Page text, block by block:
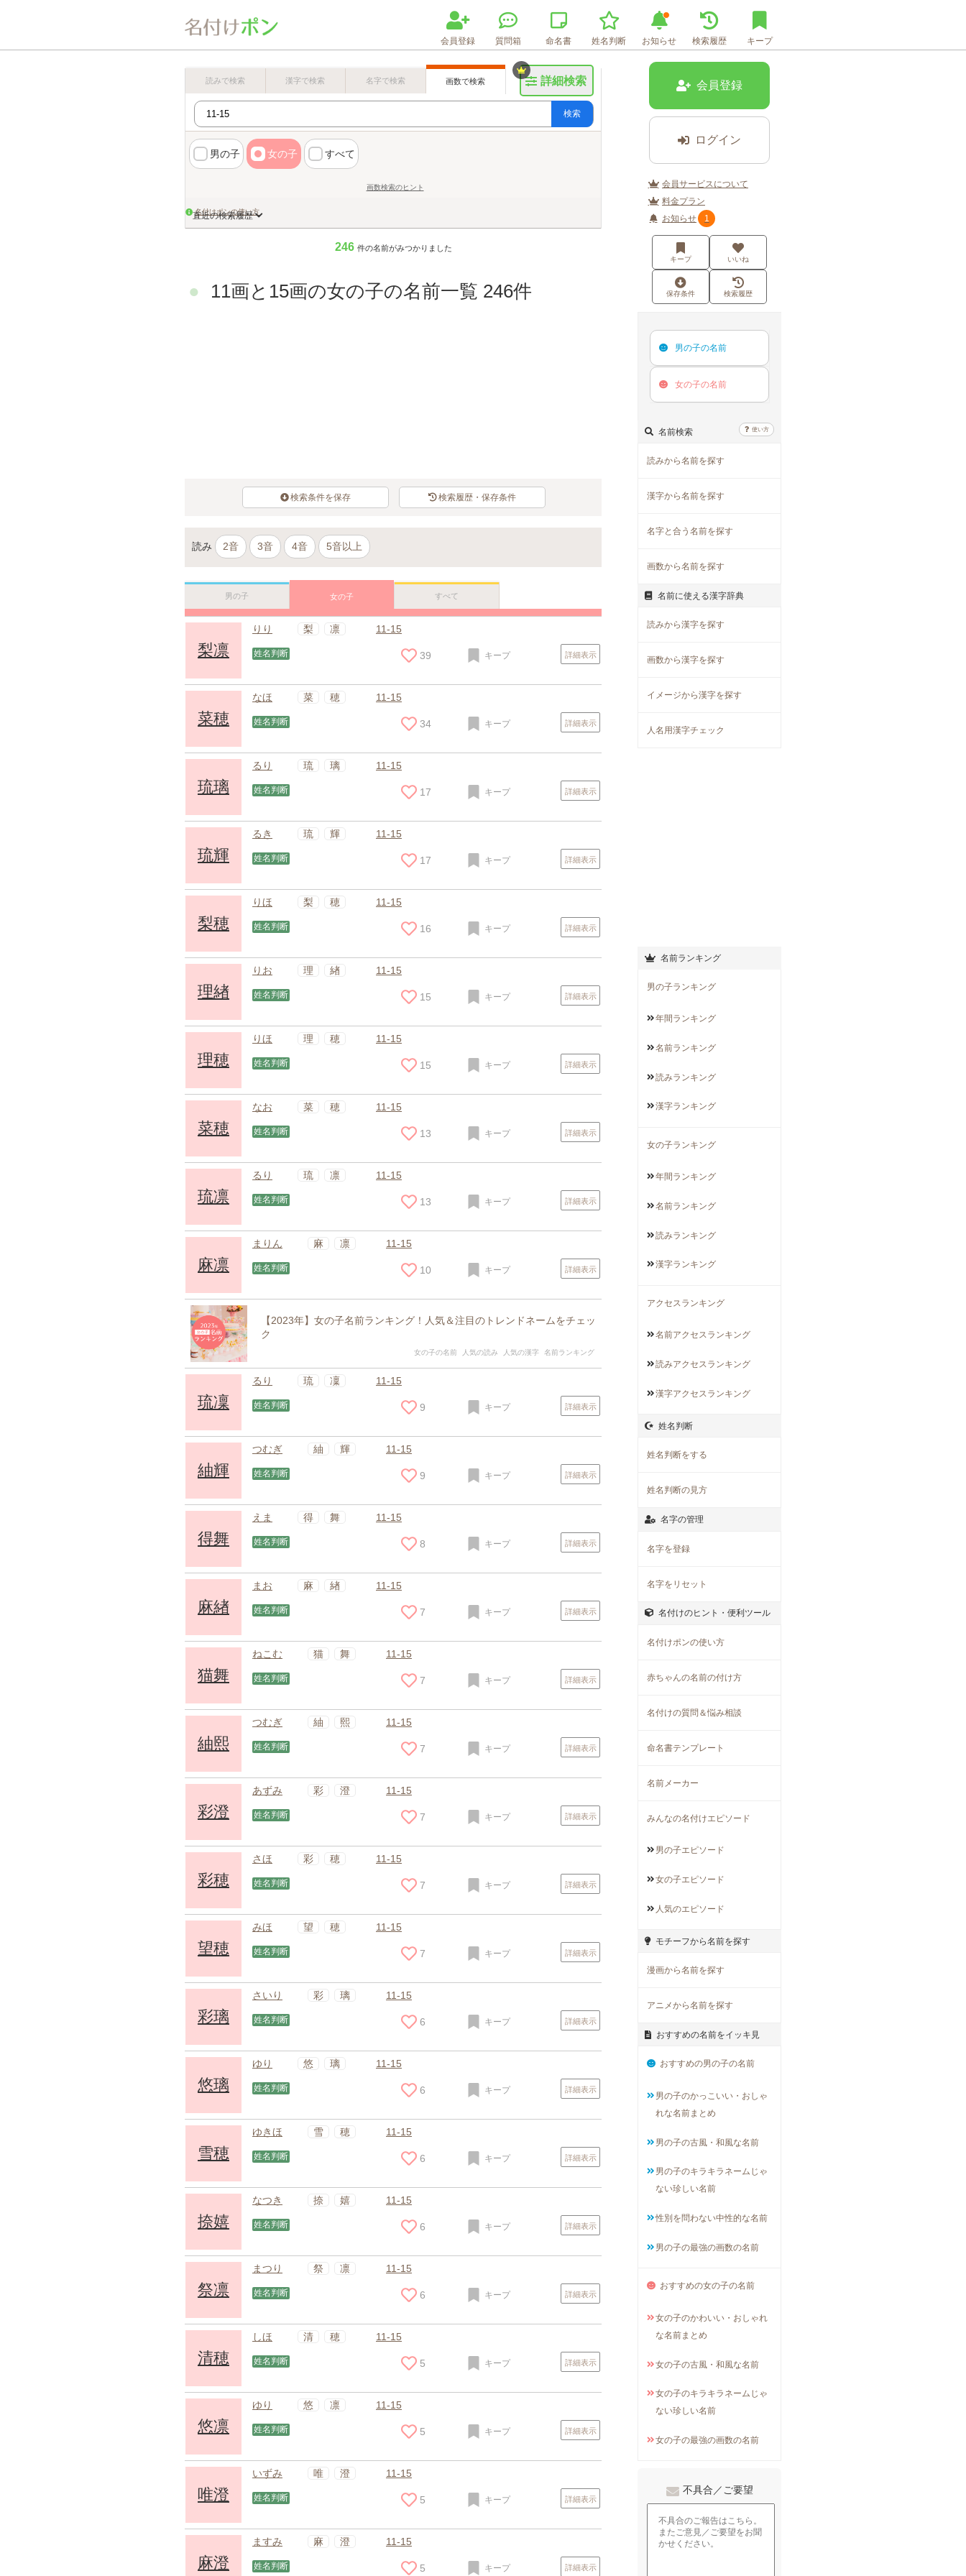
会員登録 質問箱 命名書 姓名判断 お知らせ 検索履歴 キープ
詳細検索
読みで検索 漢字で検索 名字で検索 画数で検索
検索
男の子 女の子 すべて
画数検索のヒント
名付けポンの使い方
直近の検索履歴
246 件の名前がみつかりました
11画と15画の女の子の名前一覧 246件
検索条件を保存 検索履歴・保存条件
読み 2音 3音 4音 5音以上
男の子 女の子 すべて
梨凛
りり 梨 凛 11-15
姓名判断 39 キープ 詳細表示
菜穂
なほ 菜 穂 11-15
姓名判断 34 キープ 詳細表示
琉璃
るり 琉 璃 11-15
姓名判断 17 キープ 詳細表示
琉輝
るき 琉 輝 11-15
姓名判断 17 キープ 詳細表示
梨穂
りほ 梨 穂 11-15
姓名判断 16 キープ 詳細表示
理緖
りお 理 緖 11-15
姓名判断 15 キープ 詳細表示
理穂
りほ 理 穂 11-15
姓名判断 15 キープ 詳細表示
菜穂
なお 菜 穂 11-15
姓名判断 13 キープ 詳細表示
琉凛
るり 琉 凛 11-15
姓名判断 13 キープ 詳細表示
麻凛
まりん 麻 凛 11-15
姓名判断 10 キープ 詳細表示
【2023年】女の子名前ランキング！人気＆注目のトレンドネームをチェッ
ク
女の子の名前 人気の読み 人気の漢字 名前ランキング
琉凜
るり 琉 凜 11-15
姓名判断 9 キープ 詳細表示
紬輝
つむぎ 紬 輝 11-15
姓名判断 9 キープ 詳細表示
得舞
えま 得 舞 11-15
姓名判断 8 キープ 詳細表示
麻緖
まお 麻 緖 11-15
姓名判断 7 キープ 詳細表示
猫舞
ねこむ 猫 舞 11-15
姓名判断 7 キープ 詳細表示
紬熙
つむぎ 紬 熙 11-15
姓名判断 7 キープ 詳細表示
彩澄
あずみ 彩 澄 11-15
姓名判断 7 キープ 詳細表示
彩穂
さほ 彩 穂 11-15
姓名判断 7 キープ 詳細表示
望穂
みほ 望 穂 11-15
姓名判断 7 キープ 詳細表示
彩璃
さいり 彩 璃 11-15
姓名判断 6 キープ 詳細表示
悠璃
ゆり 悠 璃 11-15
姓名判断 6 キープ 詳細表示
雪穂
ゆきほ 雪 穂 11-15
姓名判断 6 キープ 詳細表示
捺嬉
なつき 捺 嬉 11-15
姓名判断 6 キープ 詳細表示
祭凛
まつり 祭 凛 11-15
姓名判断 6 キープ 詳細表示
清穂
しほ 清 穂 11-15
姓名判断 5 キープ 詳細表示
悠凛
ゆり 悠 凛 11-15
姓名判断 5 キープ 詳細表示
唯澄
いずみ 唯 澄 11-15
姓名判断 5 キープ 詳細表示
麻澄
ますみ 麻 澄 11-15
姓名判断 5 キープ 詳細表示
会員登録
ログイン
会員サービスについて
料金プラン
お知らせ
1
キープ いいね
保存条件 検索履歴
男の子の名前
女の子の名前
名前検索 使い方
読みから名前を探す
漢字から名前を探す
名字と合う名前を探す
画数から名前を探す
名前に使える漢字辞典
読みから漢字を探す
画数から漢字を探す
イメージから漢字を探す
人名用漢字チェック
名前ランキング
男の子ランキング
年間 ランキング
名前ランキング
読みランキング
漢字ランキング
女の子ランキング
年間 ランキング
名前ランキング
読みランキング
漢字ランキング
アクセスランキング
名前アクセスランキング
読みアクセスランキング
漢字アクセス ランキング
姓名判断
姓名判断をする
姓名判断の見方
名字の管理
名字を登録
名字をリセット
名付けのヒント・便利ツール
名付けポンの使い方
赤ちゃんの名前の付け方
名付けの質問＆悩み相談
命名書テンプレート
名前メーカー
みんなの名付けエピソード
男の子エピソード
女の子エピソード
人気のエピソード
モチーフから名前を探す
漫画から名前を探す
アニメから名前を探す
おすすめの名前をイッキ見
おすすめの男の子の名前
男の子のかっこいい・おしゃ
れな名前まとめ
男の子の古風・和風な名前
男の子のキラキラネームじゃ
ない珍しい名前
性別を問わない中性的な名前
男の子の最強の画数の名前
おすすめの女の子の名前
女の子のかわいい・おしゃれ
な名前まとめ
女の子の古風・和風な名前
女の子のキラキラネームじゃ
ない珍しい名前
女の子の最強の画数の名前
不具合／ご要望